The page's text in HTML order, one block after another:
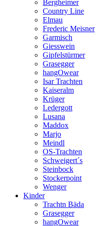
Bergheimer
Country Line
Elmau
Frederic Meisner
Garmisch
Giesswein
Gipfelstürmer
Grasegger
hangOwear
Isar Trachten
Kaiseralm
Krüger
Ledergott
Lusana
Maddox
Marjo
Meindl
OS-Trachten
Schweigert´s
Steinbock
Stockerpoint
Wenger
Kinder
Trachtn Bäda
Grasegger
hangOwear